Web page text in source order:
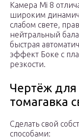
Камера Mi 8
широким
слабом свете,
нейтральный
быстрая
эффект Боке с
резкости.
Чертёж для
томагавка
Сделать свой
способами: